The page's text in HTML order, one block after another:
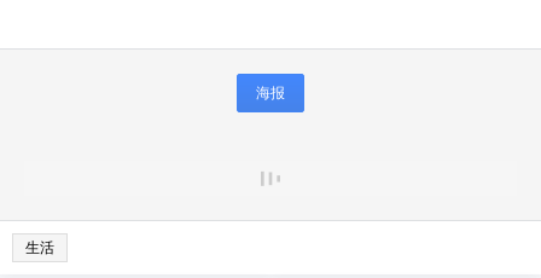
海报
生活